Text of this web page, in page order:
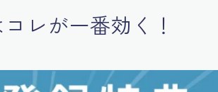
レが一番効く！